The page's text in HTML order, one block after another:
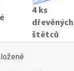
4 ks
dřevěných
štětců